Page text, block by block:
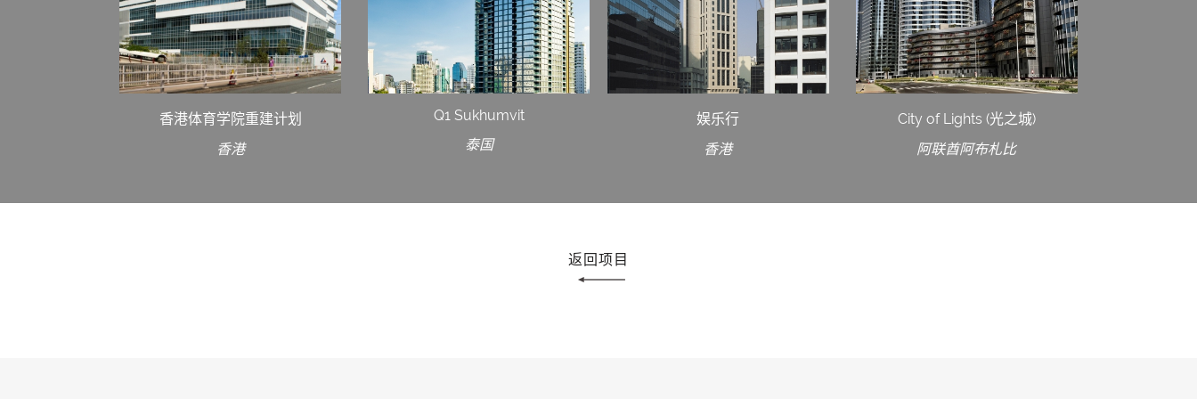
香港体育学院重建计划
香港
Q1 Sukhumvit
泰国
娱乐行
香港
City of Lights (光之城)
阿联酋阿布札比
返回项目